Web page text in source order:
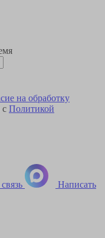
на обработку
с Политикой
Написать